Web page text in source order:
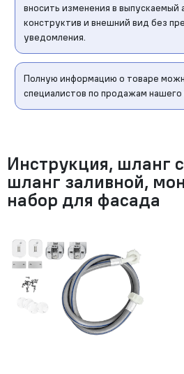
вносить изменения в выпускаемый
конструктив и внешний вид без
уведомления.
Полную информацию о товаре
специалистов по продажам нашего
Инструкция, шланг
шланг заливной,
набор для фасада